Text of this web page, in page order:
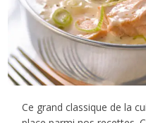
Ce grand classique de la